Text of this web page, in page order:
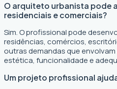
O arquiteto urbanista pode
residenciais e comerciais?
Sim. O profissional pode
residências, comércios,
outras demandas que
estética, funcionalidade e
Um projeto profissional